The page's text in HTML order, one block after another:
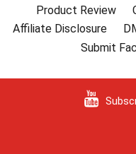
Product Review
Affiliate Disclosure
Submit